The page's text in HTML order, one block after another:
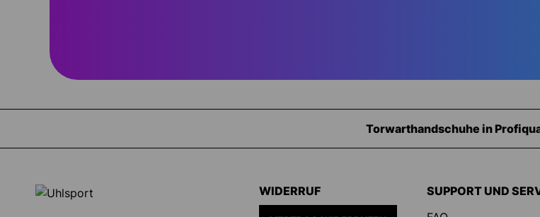
Ausrüstung für Torhüter
WIDERRUF
SUPPORT UND